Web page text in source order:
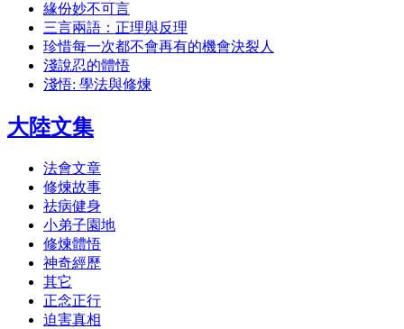
緣份妙不可言
三言兩語：正理與反理
珍惜每一次都不會再有的機會決裂人
淺說忍的體悟
淺悟: 學法與修煉
大陸文集
法會文章
修煉故事
祛病健身
小弟子園地
修煉體悟
神奇經歷
其它
正念正行
迫害真相